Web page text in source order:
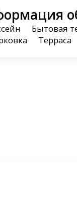
Бытовая
Терраса